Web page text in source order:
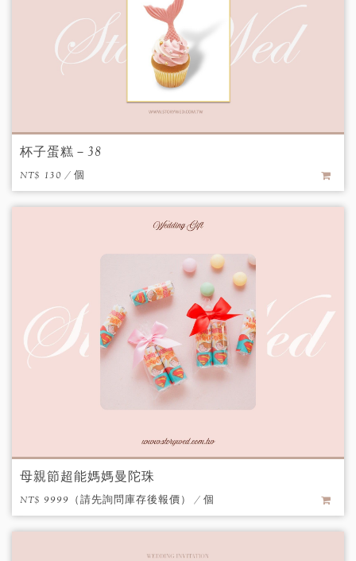
杯子蛋糕－38
NT$ 130 / 個
母親節超能媽媽曼陀珠
NT$ 9999（請先詢問庫存後報價） / 個